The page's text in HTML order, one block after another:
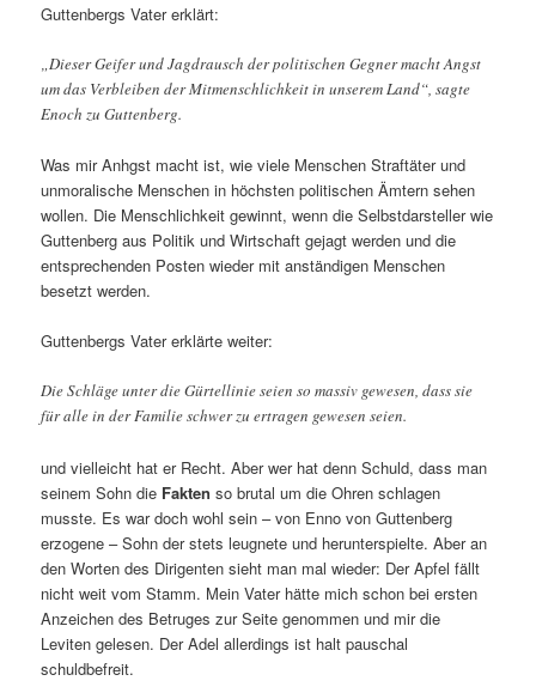
Guttenbergs Vater erklärt:
„Dieser Geifer und Jagdrausch der politischen Gegner macht Angst
um das Verbleiben der Mitmenschlichkeit in unserem Land“, sagte
Enoch zu Guttenberg.
Was mir Anhgst macht ist, wie viele Menschen Straftäter und
unmoralische Menschen in höchsten politischen Ämtern sehen
wollen. Die Menschlichkeit gewinnt, wenn die Selbstdarsteller wie
Guttenberg aus Politik und Wirtschaft gejagt werden und die
entsprechenden Posten wieder mit anständigen Menschen
besetzt werden.
Guttenbergs Vater erklärte weiter:
Die Schläge unter die Gürtellinie seien so massiv gewesen, dass sie
für alle in der Familie schwer zu ertragen gewesen seien.
und vielleicht hat er Recht. Aber wer hat denn Schuld, dass man
seinem Sohn die Fakten so brutal um die Ohren schlagen
musste. Es war doch wohl sein – von Enno von Guttenberg
erzogene – Sohn der stets leugnete und herunterspielte. Aber an
den Worten des Dirigenten sieht man mal wieder: Der Apfel fällt
nicht weit vom Stamm. Mein Vater hätte mich schon bei ersten
Anzeichen des Betruges zur Seite genommen und mir die
Leviten gelesen. Der Adel allerdings ist halt pauschal
schuldbefreit.